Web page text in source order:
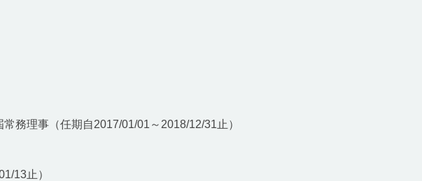
務理事（任期自2017/01/01～2018/12/31止）
13止）